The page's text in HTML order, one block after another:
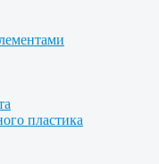
пластика